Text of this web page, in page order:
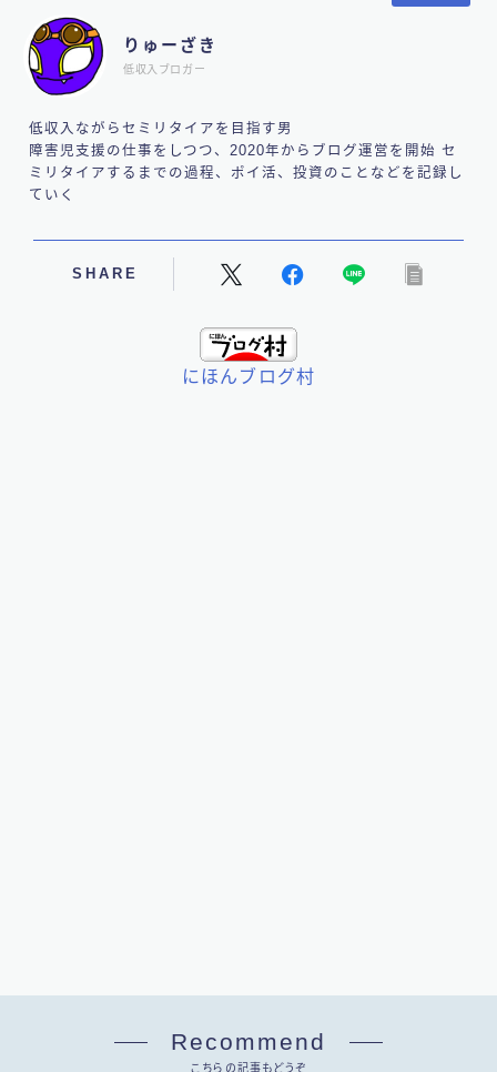
りゅーざき
低収入ブロガー
低収入ながらセミリタイアを目指す男
障害児支援の仕事をしつつ、2020年からブログ運営を開始 セ
ミリタイアするまでの過程、ポイ活、投資のことなどを記録し
ていく
SHARE
にほんブログ村
Recommend
こちらの記事もどうぞ